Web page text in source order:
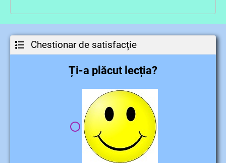
Chestionar de satisfacție
Ți-a plăcut lecția?